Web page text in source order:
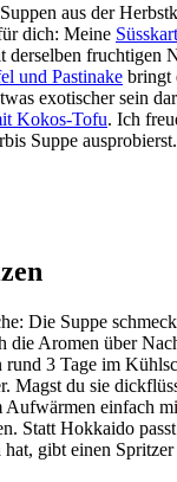
aus der
dich: Meine
derselben fruchtigen
und Pastinake bringt
exotischer sein
Kokos-Tofu. Ich
Suppe ausprobierst.
Die Suppe
die Aromen über
rund 3 Tage im
Magst du sie
einfach
Statt Hokkaido
hat, gibt einen